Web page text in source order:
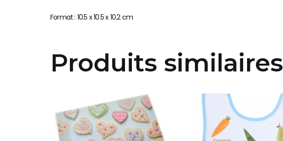
Format : 10.5 x 10.5 x 10.2 cm
Produits similaires